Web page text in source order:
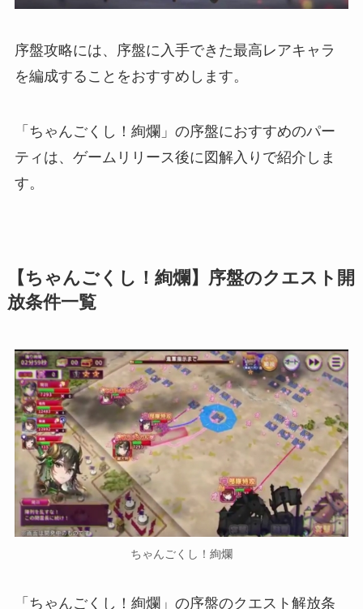
序盤攻略には、序盤に入手できた最高レアキャラ
を編成することをおすすめします。
「ちゃんごくし！絢爛」の序盤におすすめのパー
ティは、ゲームリリース後に図解入りで紹介しま
す。
【ちゃんごくし！絢爛】序盤のクエスト開
放条件一覧
ちゃんごくし！絢爛
「ちゃんごくし！絢爛」の序盤のクエスト解放条